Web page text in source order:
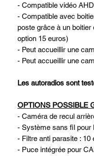
- Compatible vidéo AHD
- Compatible avec
poste grâce à un
option 15 euros)
- Peut accueillir une
- Peut accueillir une
Les autoradios sont
OPTIONS POSSIBLE
- Caméra de recul
- Système sans fil pour
- Filtre anti parasite : 10
- Puce intégrée pour